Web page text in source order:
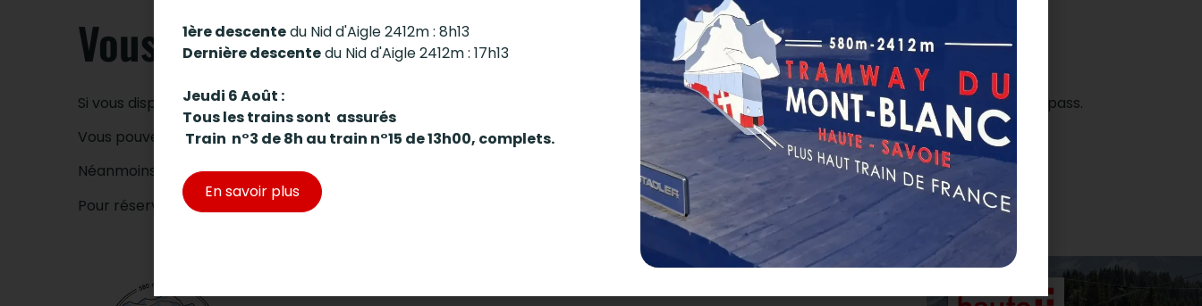
Vous disposez d’un forfait MBU/MBM?
Si vous disposez d’un forfaitMont-Blanc Unlimited
l’accès au Tramway du Mont-Blanc est inclus dans votre pass.
Vous pouvez donc circuler à bord du Tramway du Mont-Blanc sans acheter un billet complémentaire.
Néanmoins il estOBLIGATOIRE de réserver
votre place à bord pour réaliser votre excursion. (réservation gratuite)
Pour réserver votre place à bord, c’est part ici :
1ère descentedu Nid d'Aigle 2412m : 8h13
Dernière descentedu Nid d'Aigle 2412m : 17h13
Jeudi 6 Août :
Tous les trains sont assurés
Train n°3 de 8h au train n°15 de 13h00, complets.
En savoir plus